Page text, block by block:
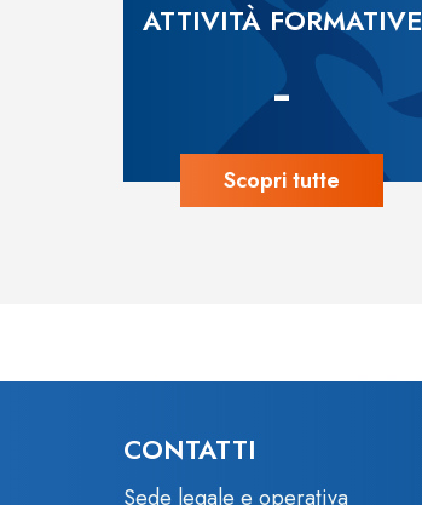
ATTIVITÀ FORMATIVE
-
Scopri tutte
CONTATTI
Sede legale e operativa